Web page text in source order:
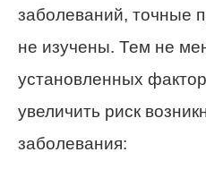
заболеваний, точные
не изучены. Тем не
установленных
увеличить риск
заболевания: